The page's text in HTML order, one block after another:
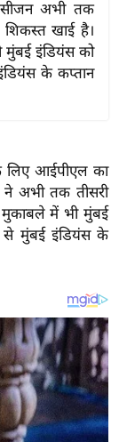
अभी तक
शिकस्त खाई है।
मुंबई इंडियंस को
के कप्तान
लिए आईपीएल का
ने अभी तक तीसरी
मुकाबले में भी मुंबई
से मुंबई इंडियंस के